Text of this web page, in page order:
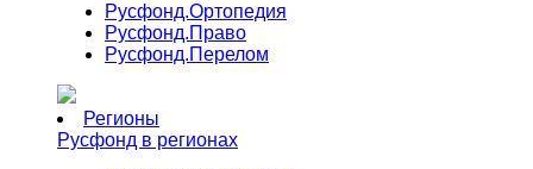
Русфонд.Ортопедия
Русфонд.Право
Русфонд.Перелом
Регионы
Русфонд в регионах